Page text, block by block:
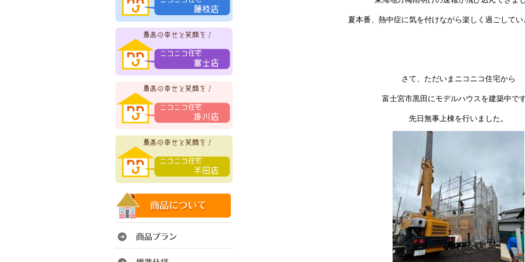
夏本番、熱中症に気を付けながら楽しく過ごしてい
さて、ただいまニコニコ住宅から
富士宮市黒田にモデルハウスを建築中で
先日無事上棟を行いました。